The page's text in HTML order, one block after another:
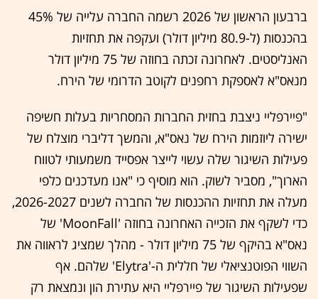
ברבעון הראשון של 2026 רשמה החברה עלייה של 45%
בהכנסות (ל-80.9 מיליון דולר) ועקפה את תחזיות
האנליסטים. לאחרונה זכתה בחוזה של 75 מיליון דולר
מנאס"א לאספקת רחפנים לקוטב הדרומי של הירח.
"פיירפליי ניצבת בחזית החברות המסחריות בעלות חשיפה
ישירה ליוזמות הירח של נאס"א, והמשך דליברי מוצלח של
פעילות השיגור שלה עשוי לייצר אפסייד משמעותי לטווח
הארוך", מסביר לשוק. הוא מוסיף כי "אנו מעדכנים כלפי
מעלה את תחזיות ההכנסות של החברה לשנים 2026-2027,
כדי לשקף את הזכייה האחרונה בחוזה 'MoonFall' של
נאס"א בהיקף של 75 מיליון דולר - מהלך שמציג לראווה את
השווי הפוטנציאלי של חללית ה-'Elytra' שלהם. אף
שפעילות השיגור של פיירפליי היא עתירת הון ונמצאת רק